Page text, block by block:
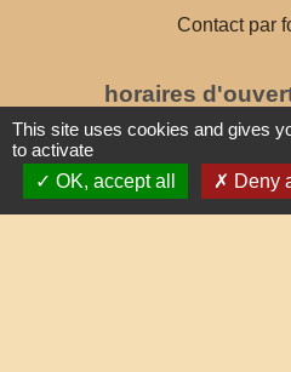
Contact par
horaires
le mercredi
This site uses cookies and gives
to activate
OK, accept all
Deny